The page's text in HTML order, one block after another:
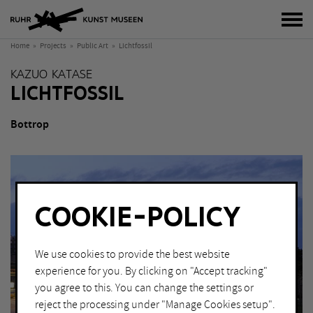
Home Projects Public Art Lichtfossil
KAZUO KATASE
LICHTFOSSIL
Bottrop
COOKIE-POLICY
We use cookies to provide the best website
experience for you. By clicking on "Accept tracking"
you agree to this. You can change the settings or
reject the processing under "Manage Cookies setup".